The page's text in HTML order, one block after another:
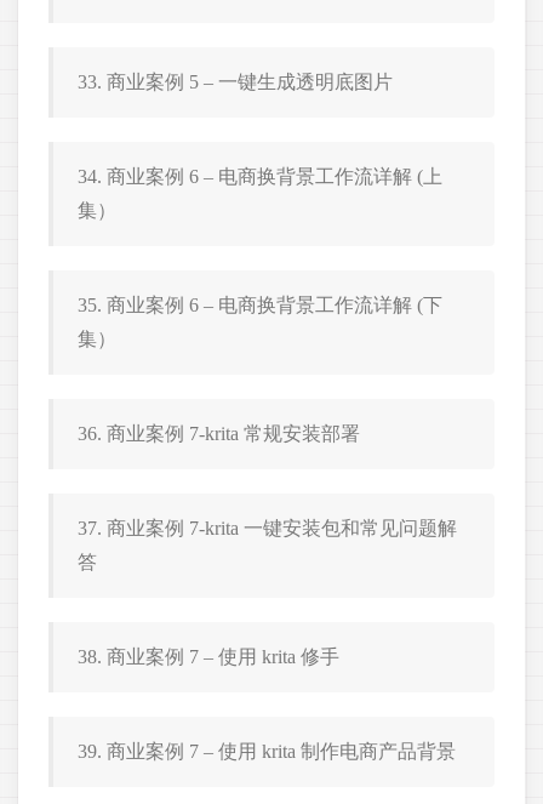
33. 商业案例 5 – 一键生成透明底图片
34. 商业案例 6 – 电商换背景工作流详解 (上
集）
35. 商业案例 6 – 电商换背景工作流详解 (下
集）
36. 商业案例 7-krita 常规安装部署
37. 商业案例 7-krita 一键安装包和常见问题解
答
38. 商业案例 7 – 使用 krita 修手
39. 商业案例 7 – 使用 krita 制作电商产品背景